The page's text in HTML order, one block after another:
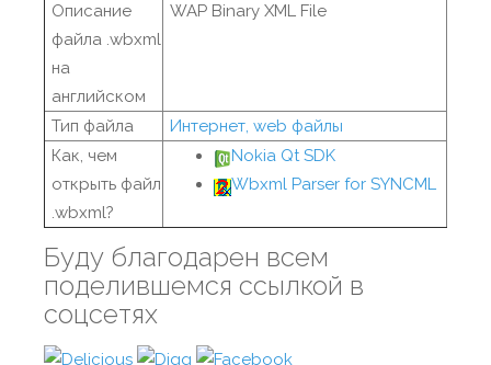
Описание
файла .wbxml
на
английском
WAP Binary XML File
Тип файла
Интернет, web файлы
Как, чем
открыть файл
.wbxml?
Nokia Qt SDK
Wbxml Parser for SYNCML
Буду благодарен всем
поделившемся ссылкой в
соцсетях